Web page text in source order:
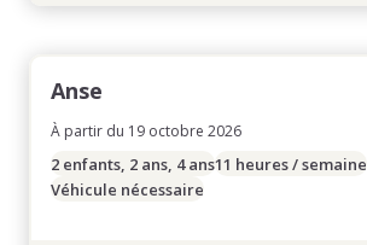
Anse
À partir du 19 octobre 2026
2 enfants, 2 ans, 4 ans11 heures / semaine
Véhicule nécessaire